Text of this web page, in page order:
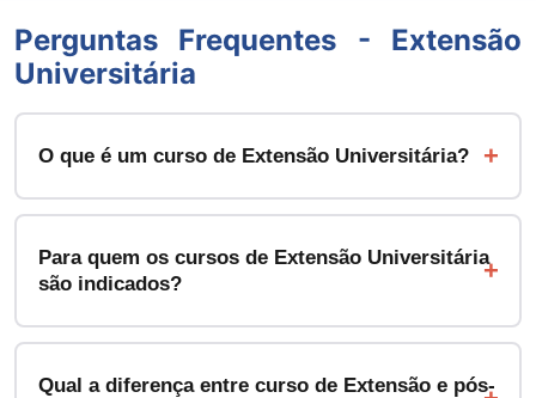
Perguntas Frequentes - Extensão
Universitária
O que é um curso de Extensão Universitária?
Para quem os cursos de Extensão Universitária
são indicados?
Qual a diferença entre curso de Extensão e pós-